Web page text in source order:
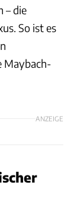
– die
So ist es
Maybach-
ANZEIGE